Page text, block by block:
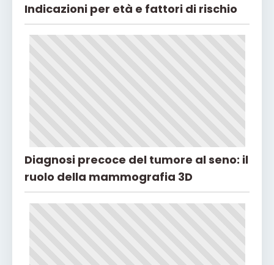
Indicazioni per età e fattori di rischio
Diagnosi precoce del tumore al seno: il
ruolo della mammografia 3D